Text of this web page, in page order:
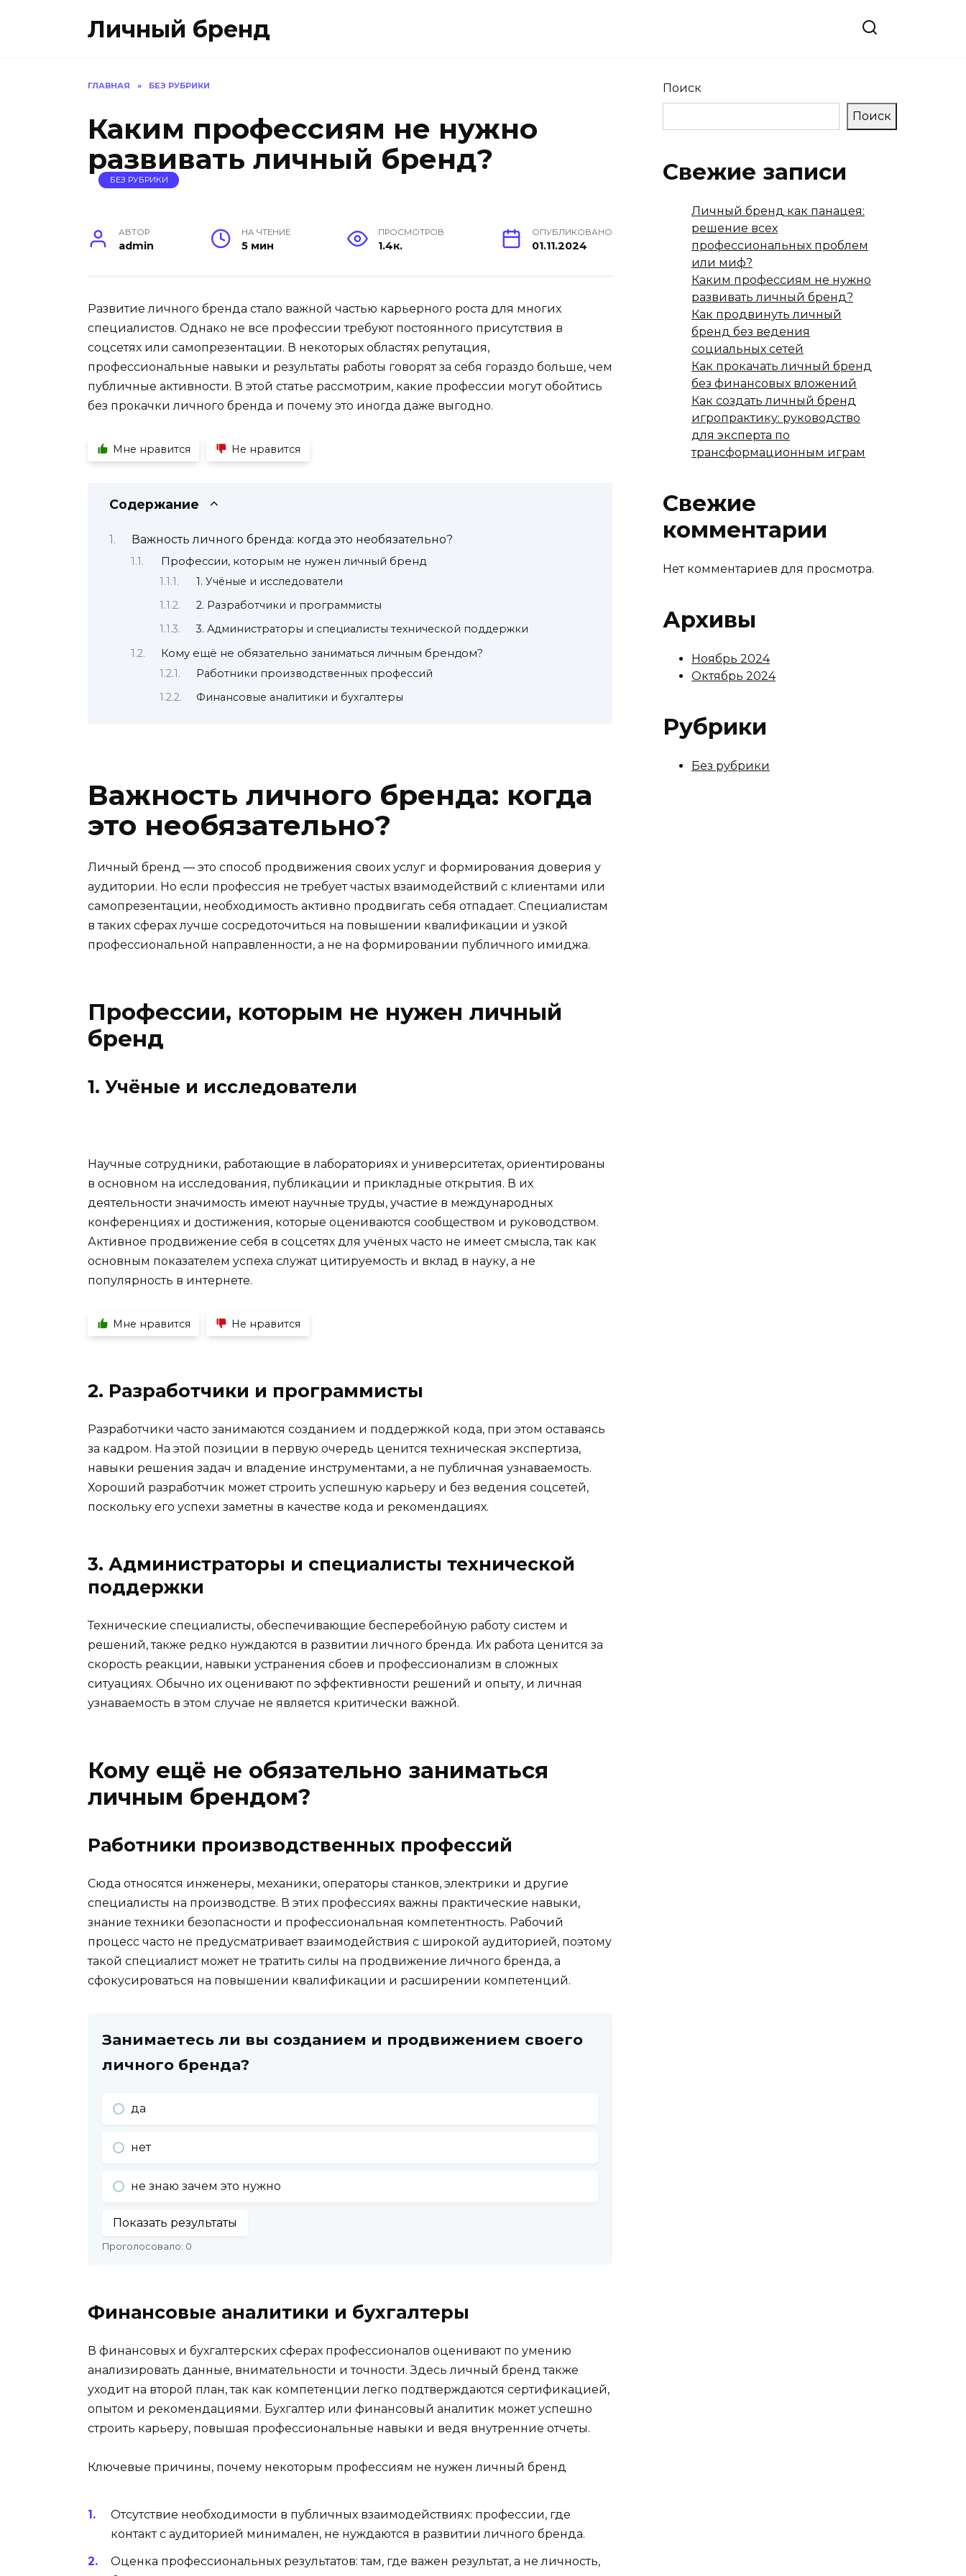
Личный бренд
ГЛАВНАЯ » БЕЗ РУБРИКИ
Каким профессиям не нужно
развивать личный бренд?
БЕЗ РУБРИКИ
АВТОР
admin
НА ЧТЕНИЕ
5 мин
ПРОСМОТРОВ
1.4к.
ОПУБЛИКОВАНО
01.11.2024
Развитие личного бренда стало важной частью карьерного роста для многих
специалистов. Однако не все профессии требуют постоянного присутствия в
соцсетях или самопрезентации. В некоторых областях репутация,
профессиональные навыки и результаты работы говорят за себя гораздо больше, чем
публичные активности. В этой статье рассмотрим, какие профессии могут обойтись
без прокачки личного бренда и почему это иногда даже выгодно.
Мне нравится Не нравится
Содержание
Важность личного бренда: когда это необязательно?
Профессии, которым не нужен личный бренд
1. Учёные и исследователи
2. Разработчики и программисты
3. Администраторы и специалисты технической поддержки
Кому ещё не обязательно заниматься личным брендом?
Работники производственных профессий
Финансовые аналитики и бухгалтеры
Важность личного бренда: когда
это необязательно?
Личный бренд — это способ продвижения своих услуг и формирования доверия у
аудитории. Но если профессия не требует частых взаимодействий с клиентами или
самопрезентации, необходимость активно продвигать себя отпадает. Специалистам
в таких сферах лучше сосредоточиться на повышении квалификации и узкой
профессиональной направленности, а не на формировании публичного имиджа.
Профессии, которым не нужен личный
бренд
1. Учёные и исследователи
Научные сотрудники, работающие в лабораториях и университетах, ориентированы
в основном на исследования, публикации и прикладные открытия. В их
деятельности значимость имеют научные труды, участие в международных
конференциях и достижения, которые оцениваются сообществом и руководством.
Активное продвижение себя в соцсетях для учёных часто не имеет смысла, так как
основным показателем успеха служат цитируемость и вклад в науку, а не
популярность в интернете.
Мне нравится Не нравится
2. Разработчики и программисты
Разработчики часто занимаются созданием и поддержкой кода, при этом оставаясь
за кадром. На этой позиции в первую очередь ценится техническая экспертиза,
навыки решения задач и владение инструментами, а не публичная узнаваемость.
Хороший разработчик может строить успешную карьеру и без ведения соцсетей,
поскольку его успехи заметны в качестве кода и рекомендациях.
3. Администраторы и специалисты технической
поддержки
Технические специалисты, обеспечивающие бесперебойную работу систем и
решений, также редко нуждаются в развитии личного бренда. Их работа ценится за
скорость реакции, навыки устранения сбоев и профессионализм в сложных
ситуациях. Обычно их оценивают по эффективности решений и опыту, и личная
узнаваемость в этом случае не является критически важной.
Кому ещё не обязательно заниматься
личным брендом?
Работники производственных профессий
Сюда относятся инженеры, механики, операторы станков, электрики и другие
специалисты на производстве. В этих профессиях важны практические навыки,
знание техники безопасности и профессиональная компетентность. Рабочий
процесс часто не предусматривает взаимодействия с широкой аудиторией, поэтому
такой специалист может не тратить силы на продвижение личного бренда, а
сфокусироваться на повышении квалификации и расширении компетенций.
Занимаетесь ли вы созданием и продвижением своего
личного бренда?
да
нет
не знаю зачем это нужно
Показать результаты
Проголосовало: 0
Финансовые аналитики и бухгалтеры
В финансовых и бухгалтерских сферах профессионалов оценивают по умению
анализировать данные, внимательности и точности. Здесь личный бренд также
уходит на второй план, так как компетенции легко подтверждаются сертификацией,
опытом и рекомендациями. Бухгалтер или финансовый аналитик может успешно
строить карьеру, повышая профессиональные навыки и ведя внутренние отчеты.
Ключевые причины, почему некоторым профессиям не нужен личный бренд
Отсутствие необходимости в публичных взаимодействиях: профессии, где
контакт с аудиторией минимален, не нуждаются в развитии личного бренда.
Оценка профессиональных результатов: там, где важен результат, а не личность,
Поиск
Поиск
Свежие записи
Личный бренд как панацея:
решение всех
профессиональных проблем
или миф?
Каким профессиям не нужно
развивать личный бренд?
Как продвинуть личный
бренд без ведения
социальных сетей
Как прокачать личный бренд
без финансовых вложений
Как создать личный бренд
игропрактику: руководство
для эксперта по
трансформационным играм
Свежие
комментарии
Нет комментариев для просмотра.
Архивы
Ноябрь 2024
Октябрь 2024
Рубрики
Без рубрики